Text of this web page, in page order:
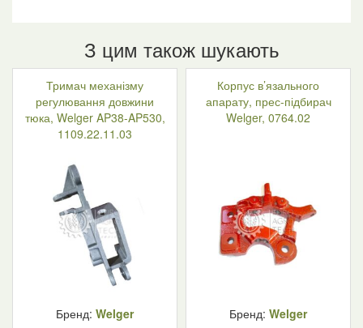
З цим також шукають
Тримач механізму
регулювання довжини
тюка, Welger AP38-AP530,
1109.22.11.03
Бренд: Welger
Корпус в’язального
апарату, прес-підбирач
Welger, 0764.02
Бренд: Welger